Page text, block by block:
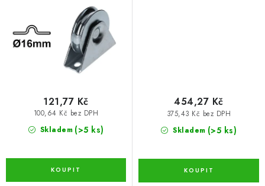
Skladem (>5 ks)
100,64 Kč bez DPH
121,77 Kč
Skladem (>5 ks)
375,43 Kč bez DPH
454,27 Kč